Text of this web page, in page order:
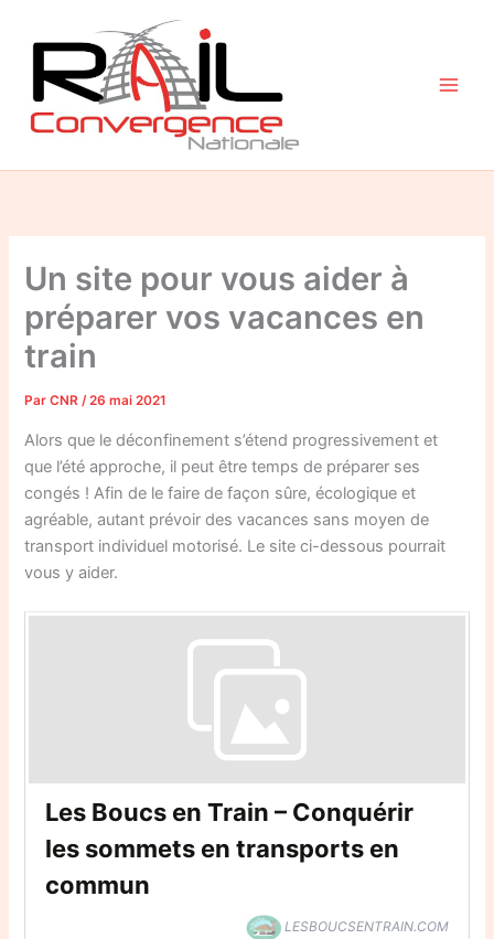
contenu
Un site pour vous aider à
préparer vos vacances en
train
ParCNR/26 mai 2021
Alors que le déconfinement s’étend progressivement et
que l’été approche, il peut être temps de préparer ses
congés ! Afin de le faire de façon sûre, écologique et
agréable, autant prévoir des vacances sans moyen de
transport individuel motorisé. Le site ci-dessous pourrait
vous y aider.
Les Boucs en Train – Conquérir
les sommets en transports en
commun
LESBOUCSENTRAIN.COM